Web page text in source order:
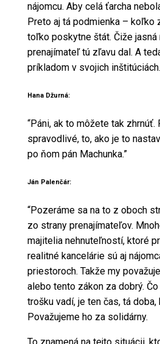
nájomcu. Aby celá ťarcha
Preto aj tá podmienka – koľko
toľko poskytne štát. Čiže jasná
prenajímateľ tú zľavu dal. A
príkladom v svojich
Hana Džurná:
“Páni, ak to môžete tak
spravodlivé, to, ako je to
po ňom pán Machunka.”
Ján Palenčár:
“Pozeráme sa na to z oboch
zo strany prenajímateľov.
majitelia nehnuteľností, ktoré
realitné kancelárie sú aj
priestoroch. Takže my
alebo tento zákon za dobrý.
trošku vadí, je ten čas, tá
Považujeme ho za solidárny.